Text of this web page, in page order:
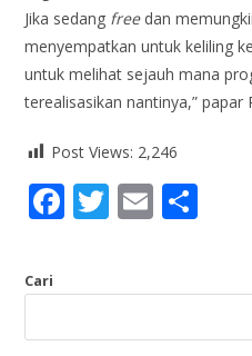
Jika sedang freedan
menyempatkan untuk keliling
untuk melihat sejauh mana
terealisasikan nantinya,”
Post Views: 2,246
F
b
o
T
er
E
l e
Cari